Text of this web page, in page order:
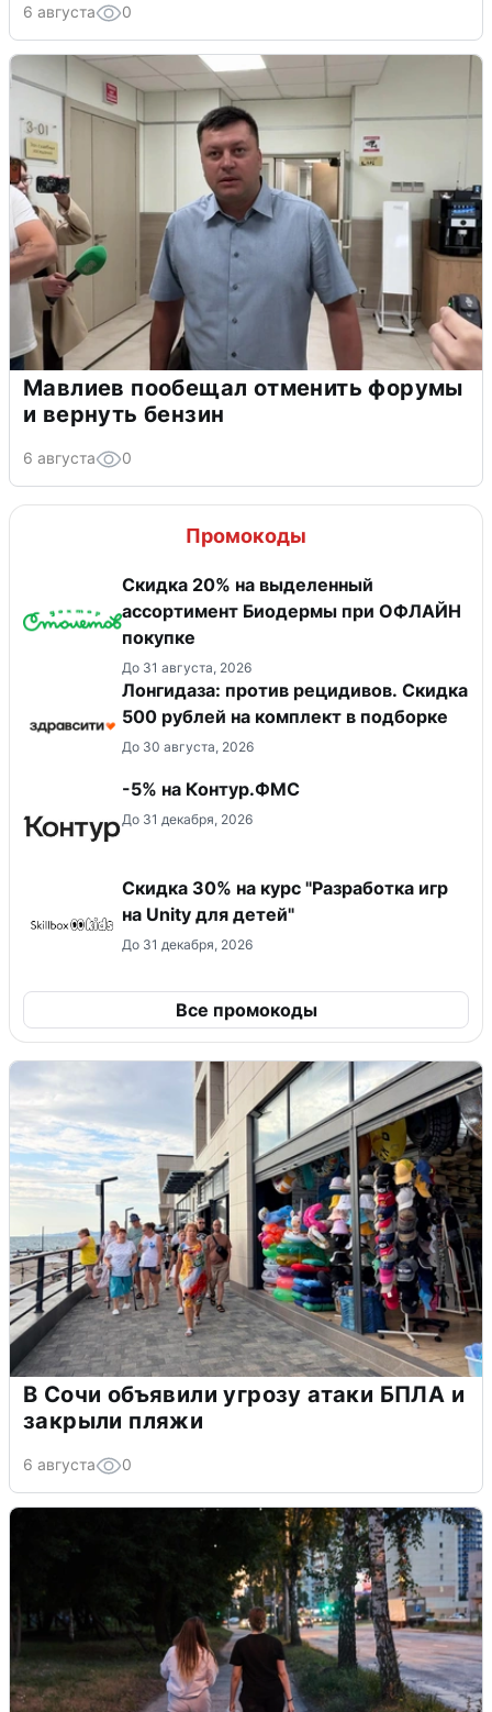
6 августа 0
Мавлиев пообещал отменить форумы
и вернуть бензин
6 августа 0
Промокоды
Скидка 20% на выделенный
ассортимент Биодермы при ОФЛАЙН
покупке
До 31 августа, 2026
Лонгидаза: против рецидивов. Скидка
500 рублей на комплект в подборке
До 30 августа, 2026
-5% на Контур.ФМС
До 31 декабря, 2026
Скидка 30% на курс "Разработка игр
на Unity для детей"
До 31 декабря, 2026
Все промокоды
В Сочи объявили угрозу атаки БПЛА и
закрыли пляжи
6 августа 0